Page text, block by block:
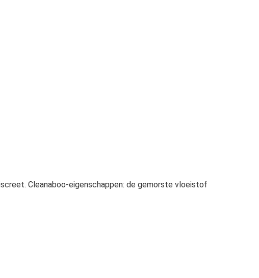
Cleanaboo-eigenschappen: de gemorste vloeistof